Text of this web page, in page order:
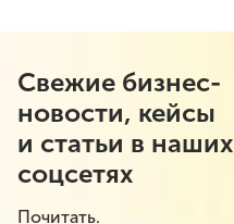
Свежие бизнес-
новости, кейсы
и статьи в наших
соцсетях
Почитать.